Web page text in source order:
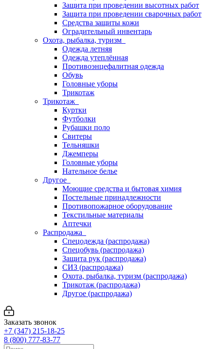
Защита при проведении высотных работ
Защита при проведении сварочных работ
Средства защиты кожи
Оградительный инвентарь
Охота, рыбалка, туризм
Одежда летняя
Одежда утеплённая
Противоэнцефалитная одежда
Обувь
Головные уборы
Трикотаж
Трикотаж
Куртки
Футболки
Рубашки поло
Свитеры
Тельняшки
Джемперы
Головные уборы
Нательное белье
Другое
Моющие средства и бытовая химия
Постельные принадлежности
Противопожарное оборудование
Текстильные материалы
Аптечки
Распродажа
Спецодежда (распродажа)
Спецобувь (распродажа)
Защита рук (распродажа)
СИЗ (распродажа)
Охота, рыбалка, туризм (распродажа)
Трикотаж (распродажа)
Другое (распродажа)
Заказать звонок
+7 (347) 215-18-25
8 (800) 777-83-77